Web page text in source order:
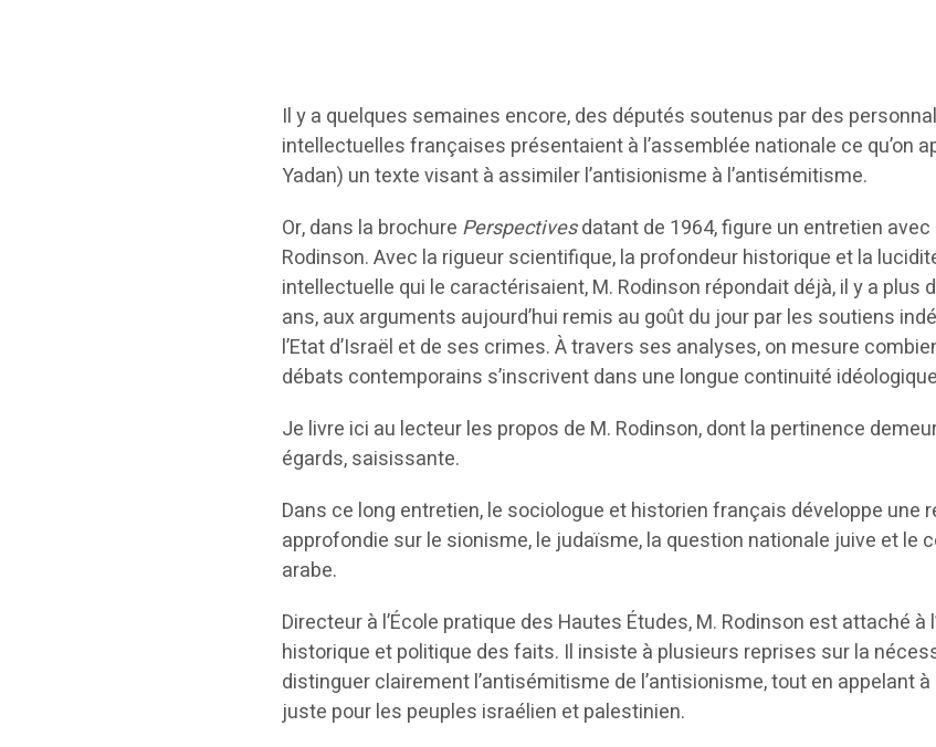
Il y a quelques semaines encore, des députés soutenus par des
intellectuelles françaises présentaient à l’assemblée nationale ce qu’on
Yadan) un texte visant à assimiler l’antisionisme à l’antisémitisme.
Or, dans la brochure Perspectivesdatant de 1964, figure un entretien avec
Rodinson. Avec la rigueur scientifique, la profondeur historique et la
intellectuelle qui le caractérisaient, M. Rodinson répondait déjà, il y a plus
ans, aux arguments aujourd’hui remis au goût du jour par les soutiens
l’Etat d’Israël et de ses crimes. À travers ses analyses, on mesure
débats contemporains s’inscrivent dans une longue continuité
Je livre ici au lecteur les propos de M. Rodinson, dont la pertinence
égards, saisissante.
Dans ce long entretien, le sociologue et historien français développe une
approfondie sur le sionisme, le judaïsme, la question nationale juive et le
arabe.
Directeur à l’École pratique des Hautes Études, M. Rodinson est attaché à
historique et politique des faits. Il insiste à plusieurs reprises sur la
distinguer clairement l’antisémitisme de l’antisionisme, tout en appelant
juste pour les peuples israélien et palestinien.